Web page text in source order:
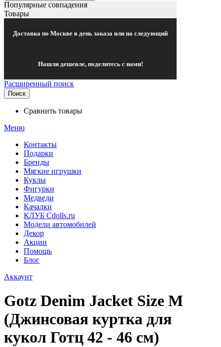
Популярные совпадения
Товары
Доставка по Москве в день заказа или на следующий
Нашли дешевле, поделитесь с нами!
Расширенный поиск
Поиск
Сравнить товары
Меню
Контакты
Подарки
Бренды
Мягкие игрушки
Куклы
Фигурки
Медведи
Качалки
КЛУБ Cdolls.ru
Модели автомобилей
Декор
Акции
Помощь
Блог
Аккаунт
Gotz Denim Jacket Size M
(Джинсовая куртка для
кукол Готц 42 - 46 см)